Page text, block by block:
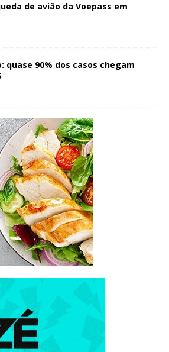
de avião da Voepass em
quase 90% dos casos chegam